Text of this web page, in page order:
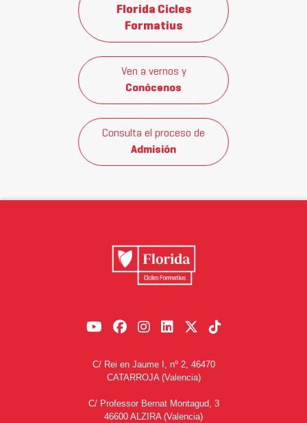
Florida Cicles
Formatius
Ven a vernos y
Conócenos
Consulta el proceso de
Admisión
C/ Rei en Jaume I, nº 2, 46470
CATARROJA (Valencia)
C/ Professor Bernat Montagud, 3
46600 ALZIRA (Valencia)